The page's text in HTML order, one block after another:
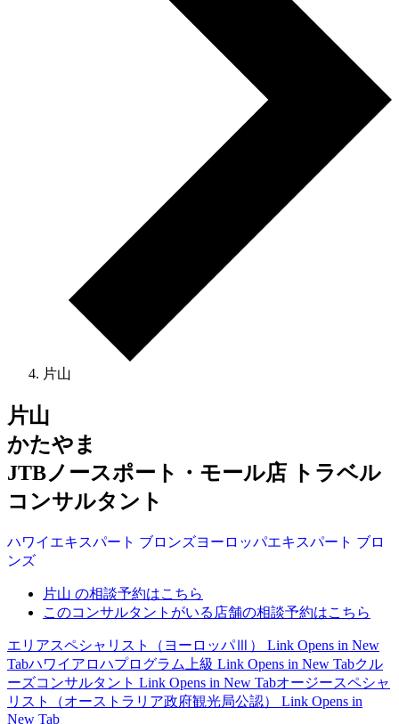
片山
片山
かたやま
JTBノースポート・モール店 トラベル
コンサルタント
ハワイ エキスパート ブロンズヨーロッパエキスパート ブロ
ンズ
片山 の相談予約はこちら
このコンサルタントがいる店舗の相談予約はこちら
エリアスペシャリスト（ヨーロッパⅢ）
Link Opens in New
Tabハワイアロハプログラム上級 Link Opens in New Tabクル
ーズコンサルタント Link Opens in New Tabオージースペシャ
リスト（オーストラリア政府観光局公認）
Link Opens in
New Tab